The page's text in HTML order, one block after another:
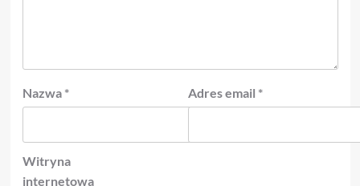
Nazwa * Adres email *
Witryna
internetowa